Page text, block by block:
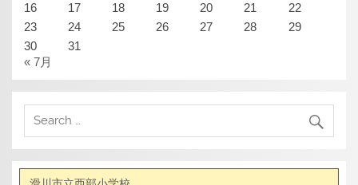
16
17 18 19 20 21
22
23
24 25 26 27 28
29
30
31
« 7月